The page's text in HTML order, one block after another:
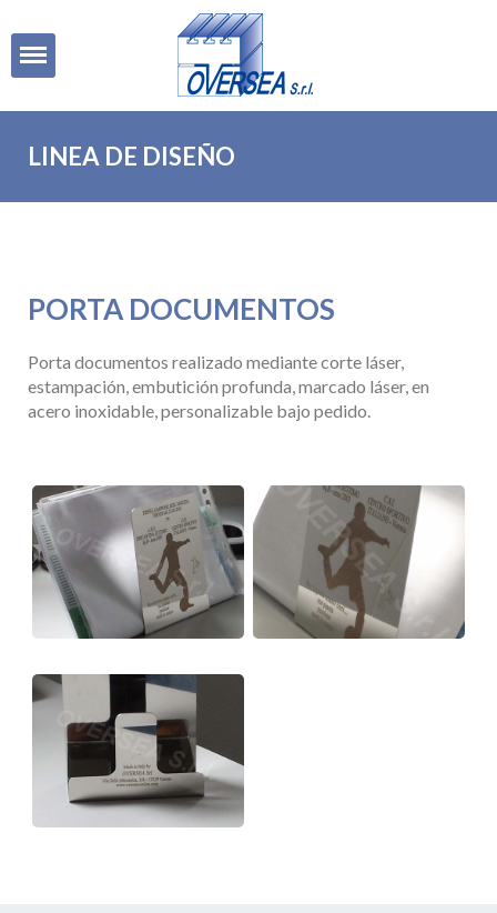
Open
LINEA DE DISEÑO
PORTA DOCUMENTOS
Porta documentos realizado mediante corte láser,
estampación, embutición profunda, marcado láser, en
acero inoxidable, personalizable bajo pedido.